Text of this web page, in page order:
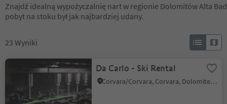
Znajdź idealną wypożyczalnię nart w regionie Dolomitów Alta
pobyt na stoku był jak najbardziej udany.
23 Wyniki
Da Carlo - Ski Rental
Corvara/Corvara, Corvara, Dolomites Region Alta Badia